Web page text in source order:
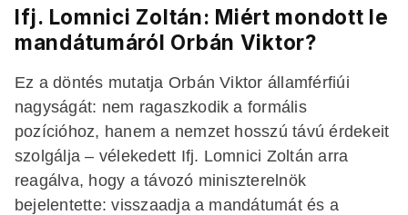
Ifj. Lomnici Zoltán: Miért mondott le
mandátumáról Orbán Viktor?
Ez a döntés mutatja Orbán Viktor államférfiúi
nagyságát: nem ragaszkodik a formális
pozícióhoz, hanem a nemzet hosszú távú érdekeit
szolgálja – vélekedett Ifj. Lomnici Zoltán arra
reagálva, hogy a távozó miniszterelnök
bejelentette: visszaadja a mandátumát és a